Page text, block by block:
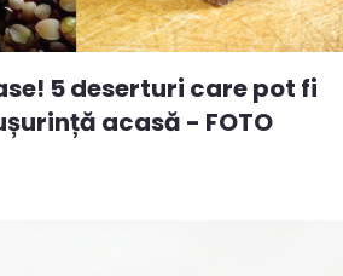
5 deserturi care pot fi
acasă - FOTO